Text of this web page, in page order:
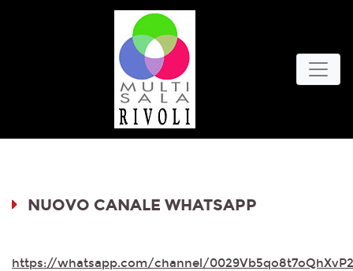
NUOVO CANALE WHATSAPP
https://whatsapp.com/channel/